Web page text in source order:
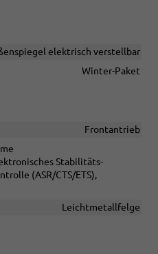
elektrisch verstellbar
Winter-Paket
Frontantrieb
Stabilitäts-
(ASR/CTS/ETS),
Leichtmetallfelge